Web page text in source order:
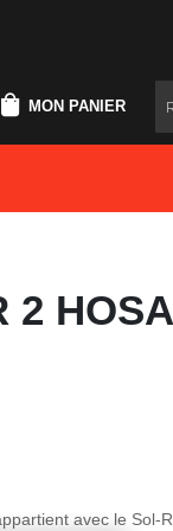
MON PANIER
2
avec le Sol-